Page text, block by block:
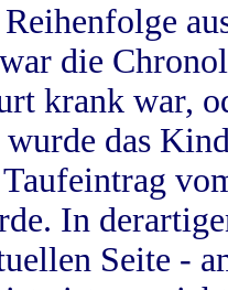
die
krank war,
das
Taufeintrag
In
Seite -